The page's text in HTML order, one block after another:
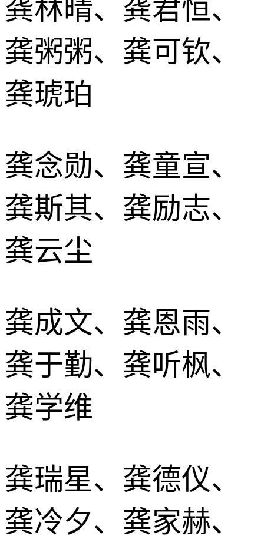
龚林晴、龚君恒、
龚粥粥、龚可钦、
龚琥珀
龚念勋、龚童宣、
龚斯其、龚励志、
龚云尘
龚成文、龚恩雨、
龚于勤、龚听枫、
龚学维
龚瑞星、龚德仪、
龚冷夕、龚家赫、